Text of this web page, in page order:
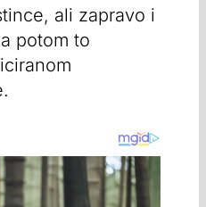
ali zapravo i
potom to